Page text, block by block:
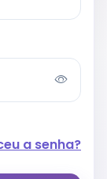
a senha?